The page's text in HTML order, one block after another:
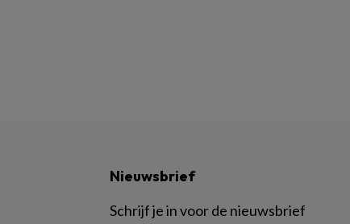
Nieuwsbrief
Schrijf je in voor de nieuwsbrief